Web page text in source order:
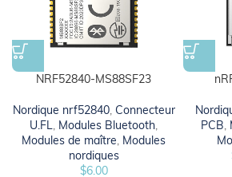
NRF52840-MS88SF23
Nordique nrf52840, Connecteur
U.FL, Modules Bluetooth,
Modules de maître, Modules
nordiques
$6.00
PCB,